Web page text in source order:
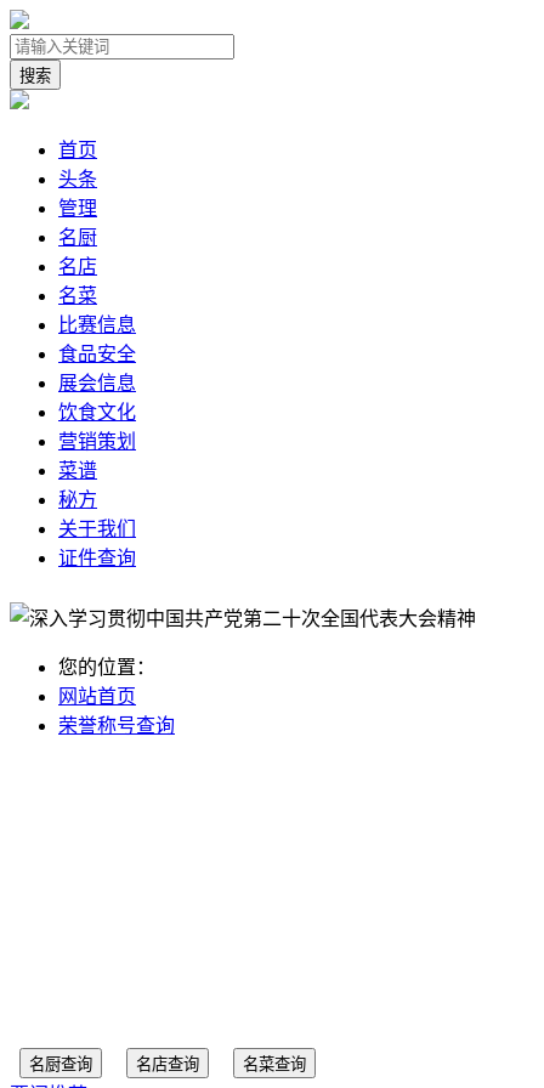
首页
头条
管理
名厨
名店
名菜
比赛信息
食品安全
展会信息
饮食文化
营销策划
菜谱
秘方
关于我们
证件查询
您的位置：
网站首页
荣誉称号查询
名厨查询 名店查询 名菜查询